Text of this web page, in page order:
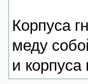
Корпуса
меду
и корпуса